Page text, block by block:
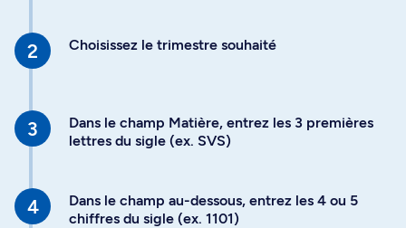
Choisissez le trimestre souhaité
Dans le champ Matière, entrez les 3 premières
lettres du sigle (ex. SVS)
Dans le champ au-dessous, entrez les 4 ou 5
chiffres du sigle (ex. 1101)